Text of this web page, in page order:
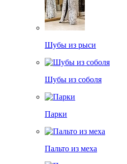
Шубы из рыси
Шубы из соболя
Парки
Пальто из меха